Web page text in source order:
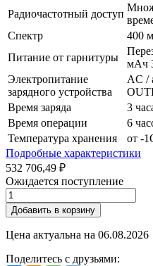
Радиочастотный доступ
Спектр
400
Питание от гарнитуры
мАч
Электропитание
зарядного устройства
AC /
Время заряда
3
Время операции
6
Температура хранения
от -
Подробные характеристики
532 706,49 ₽
Ожидается поступление
Добавить в корзину
Цена актуальна на 06.08.2026
Поделитесь с друзьями: